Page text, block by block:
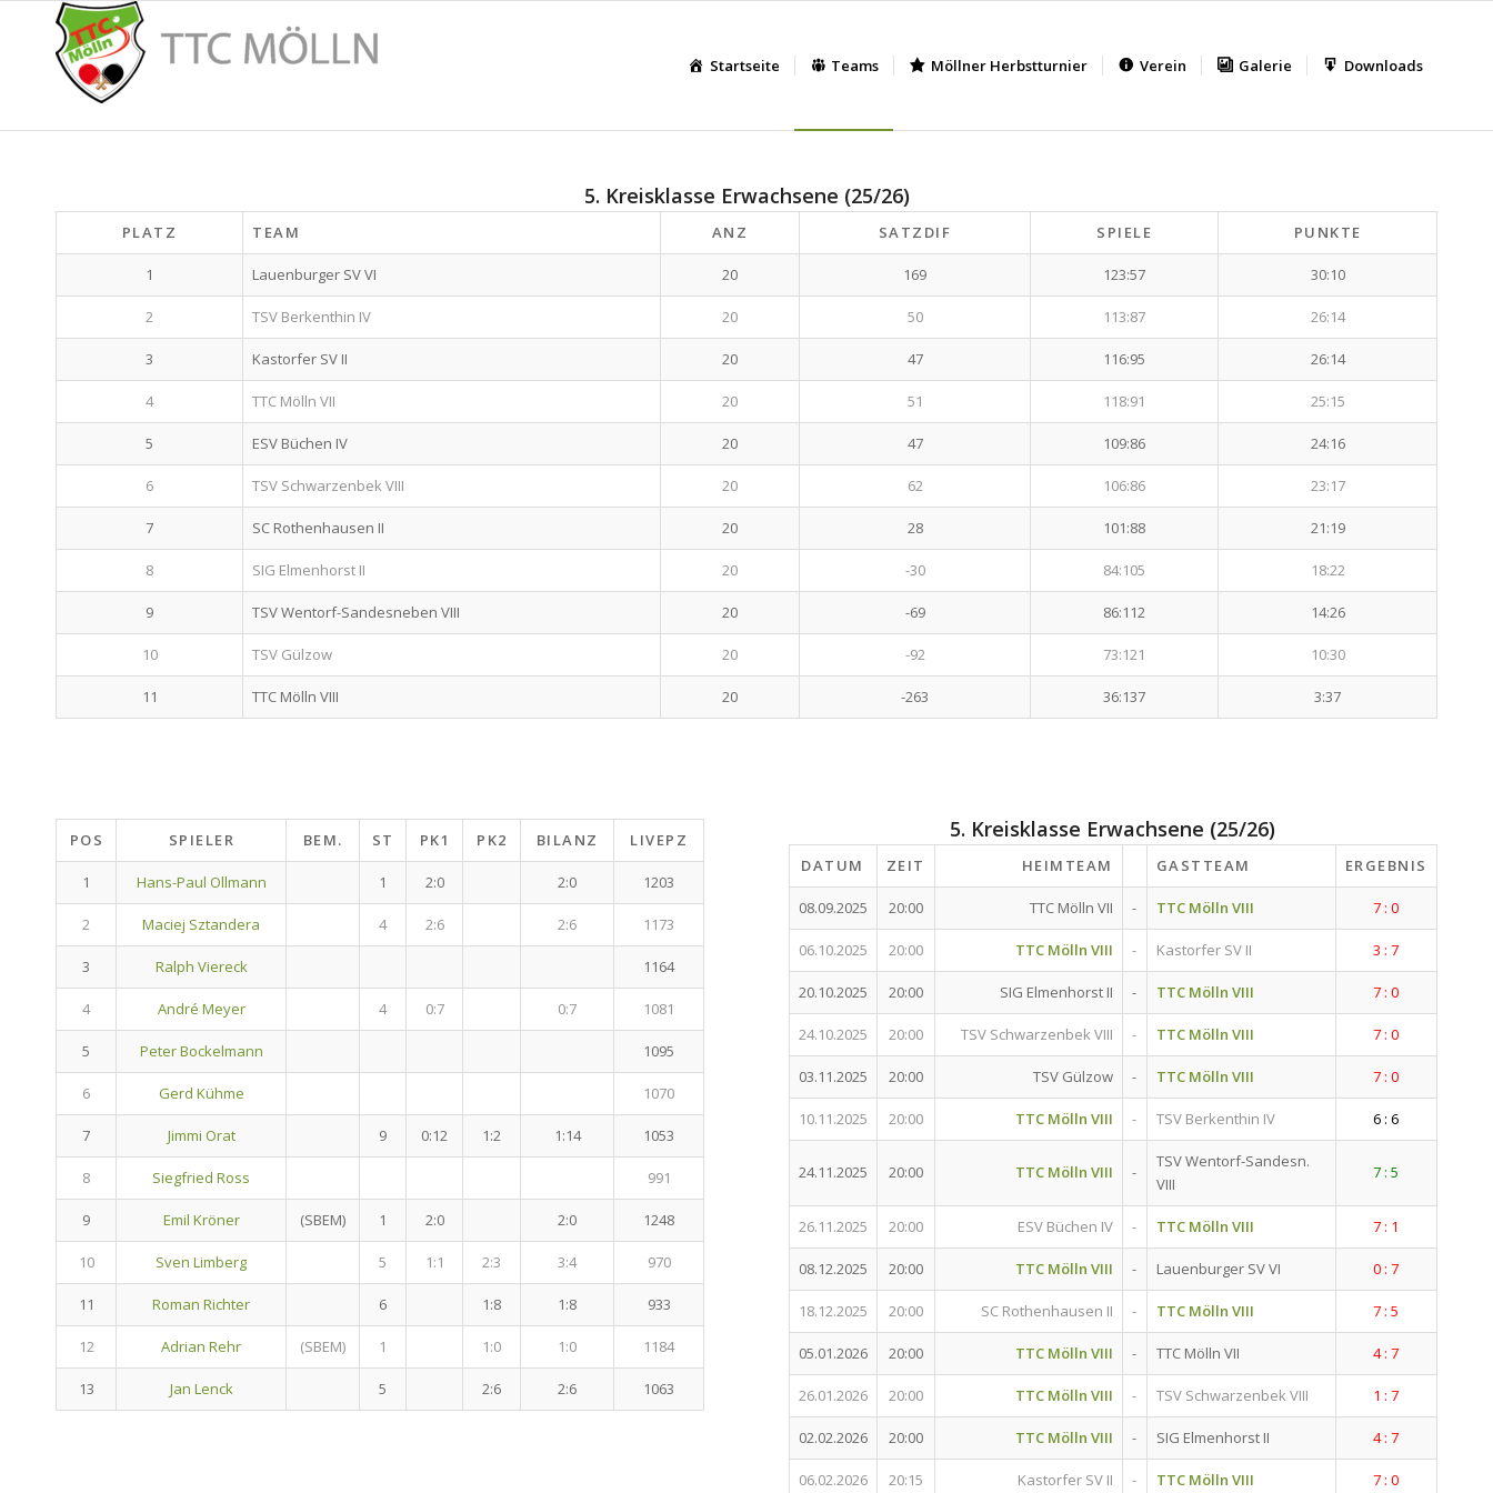
Startseite Teams Möllner Herbstturnier Verein Galerie Downloads
5. Kreisklasse Erwachsene (25/26)
PLATZ TEAM ANZ SATZDIF SPIELE PUNKTE
1 Lauenburger SV VI 20 169 123:57 30:10
2 TSV Berkenthin IV 20 50 113:87 26:14
3 Kastorfer SV II 20 47 116:95 26:14
4 TTC Mölln VII 20 51 118:91 25:15
5 ESV Büchen IV 20 47 109:86 24:16
6 TSV Schwarzenbek VIII 20 62 106:86 23:17
7 SC Rothenhausen II 20 28 101:88 21:19
8 SIG Elmenhorst II 20 -30 84:105 18:22
9 TSV Wentorf-Sandesneben VIII 20 -69 86:112 14:26
10 TSV Gülzow 20 -92 73:121 10:30
11 TTC Mölln VIII 20 -263 36:137 3:37
POS SPIELER BEM. ST PK1 PK2 BILANZ LIVEPZ
1 Hans-Paul Ollmann 1 2:0 2:0 1203
2 Maciej Sztandera 4 2:6 2:6 1173
3 Ralph Viereck 1164
4 André Meyer 4 0:7 0:7 1081
5 Peter Bockelmann 1095
6 Gerd Kühme 1070
7 Jimmi Orat 9 0:12 1:2 1:14 1053
8 Siegfried Ross 991
9 Emil Kröner (SBEM) 1 2:0 2:0 1248
10 Sven Limberg 5 1:1 2:3 3:4 970
11 Roman Richter 6 1:8 1:8 933
12 Adrian Rehr (SBEM) 1 1:0 1:0 1184
13 Jan Lenck 5 2:6 2:6 1063
5. Kreisklasse Erwachsene (25/26)
DATUM ZEIT HEIMTEAM GASTTEAM ERGEBNIS
08.09.2025 20:00 TTC Mölln VII - TTC Mölln VIII 7 : 0
06.10.2025 20:00 TTC Mölln VIII - Kastorfer SV II 3 : 7
20.10.2025 20:00 SIG Elmenhorst II - TTC Mölln VIII 7 : 0
24.10.2025 20:00 TSV Schwarzenbek VIII - TTC Mölln VIII 7 : 0
03.11.2025 20:00 TSV Gülzow - TTC Mölln VIII 7 : 0
10.11.2025 20:00 TTC Mölln VIII - TSV Berkenthin IV 6 : 6
24.11.2025 20:00 TTC Mölln VIII -
TSV Wentorf-Sandesn.
VIII
7 : 5
26.11.2025 20:00 ESV Büchen IV - TTC Mölln VIII 7 : 1
08.12.2025 20:00 TTC Mölln VIII - Lauenburger SV VI 0 : 7
18.12.2025 20:00 SC Rothenhausen II - TTC Mölln VIII 7 : 5
05.01.2026 20:00 TTC Mölln VIII - TTC Mölln VII 4 : 7
26.01.2026 20:00 TTC Mölln VIII - TSV Schwarzenbek VIII 1 : 7
02.02.2026 20:00 TTC Mölln VIII - SIG Elmenhorst II 4 : 7
06.02.2026 20:15 Kastorfer SV II - TTC Mölln VIII 7 : 0